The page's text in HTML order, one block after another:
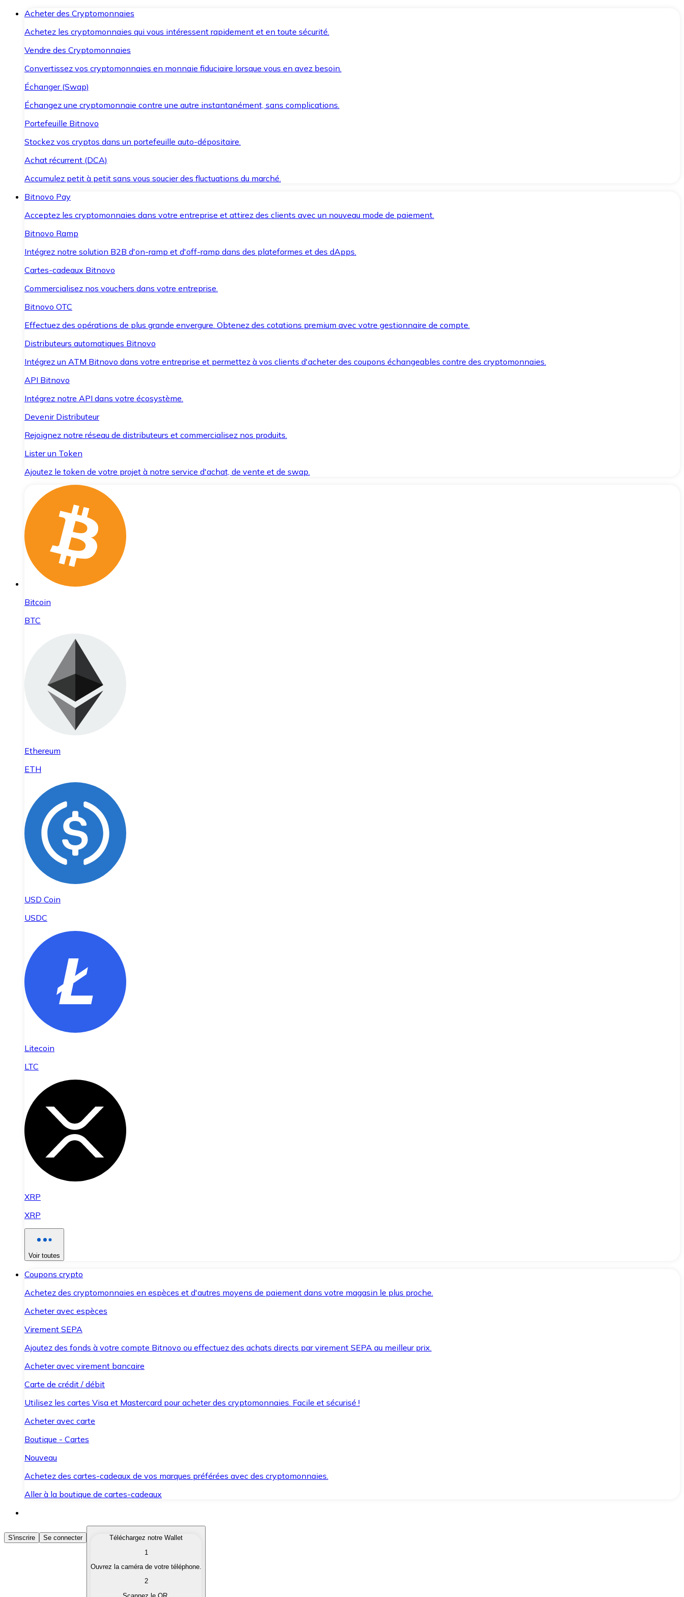
Acheter des Cryptomonnaies
Achetez les cryptomonnaies qui vous intéressent rapidement et en toute sécurité.
Vendre des Cryptomonnaies
Convertissez vos cryptomonnaies en monnaie fiduciaire lorsque vous en avez besoin.
Échanger (Swap)
Échangez une cryptomonnaie contre une autre instantanément, sans complications.
Portefeuille Bitnovo
Stockez vos cryptos dans un portefeuille auto-dépositaire.
Achat récurrent (DCA)
Accumulez petit à petit sans vous soucier des fluctuations du marché.
Bitnovo Pay
Acceptez les cryptomonnaies dans votre entreprise et attirez des clients avec un nouveau mode de paiement.
Bitnovo Ramp
Intégrez notre solution B2B d'on-ramp et d'off-ramp dans des plateformes et des dApps.
Cartes-cadeaux Bitnovo
Commercialisez nos vouchers dans votre entreprise.
Bitnovo OTC
Effectuez des opérations de plus grande envergure. Obtenez des cotations premium avec votre gestionnaire de compte.
Distributeurs automatiques Bitnovo
Intégrez un ATM Bitnovo dans votre entreprise et permettez à vos clients d'acheter des coupons échangeables contre des cryptomonnaies.
API Bitnovo
Intégrez notre API dans votre écosystème.
Devenir Distributeur
Rejoignez notre réseau de distributeurs et commercialisez nos produits.
Lister un Token
Ajoutez le token de votre projet à notre service d'achat, de vente et de swap.
Bitcoin
BTC
Ethereum
ETH
USD Coin
USDC
Litecoin
LTC
XRP
XRP
Voir toutes
Coupons crypto
Achetez des cryptomonnaies en espèces et d'autres moyens de paiement dans votre magasin le plus proche.
Acheter avec espèces
Virement SEPA
Ajoutez des fonds à votre compte Bitnovo ou effectuez des achats directs par virement SEPA au meilleur prix.
Acheter avec virement bancaire
Carte de crédit / débit
Utilisez les cartes Visa et Mastercard pour acheter des cryptomonnaies. Facile et sécurisé !
Acheter avec carte
Boutique - Cartes
Nouveau
Achetez des cartes-cadeaux de vos marques préférées avec des cryptomonnaies.
Aller à la boutique de cartes-cadeaux
Acheter des Cryptomonnaies
Achetez les cryptomonnaies qui vous intéressent rapidement et en toute sécurité.
Convertissez vos cryptomonnaies en monnaie fiduciaire lorsque vous en avez besoin.
S'inscrire Se connecter
Téléchargez notre Wallet
1
Ouvrez la caméra de votre téléphone.
2